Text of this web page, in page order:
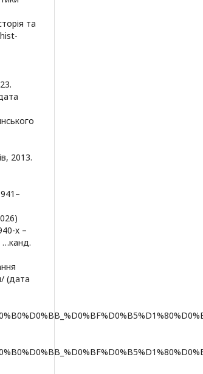
та
2013.
х –
…канд.
(дата